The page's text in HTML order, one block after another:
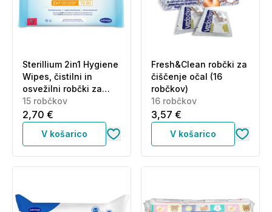
Sterillium 2in1 Hygiene
Wipes, čistilni in
osvežilni robčki za
roke (15 robčkov)
15 robčkov
2,70 €
V košarico
Fresh&Clean robčki za
čiščenje očal (16
robčkov)
16 robčkov
3,57 €
V košarico